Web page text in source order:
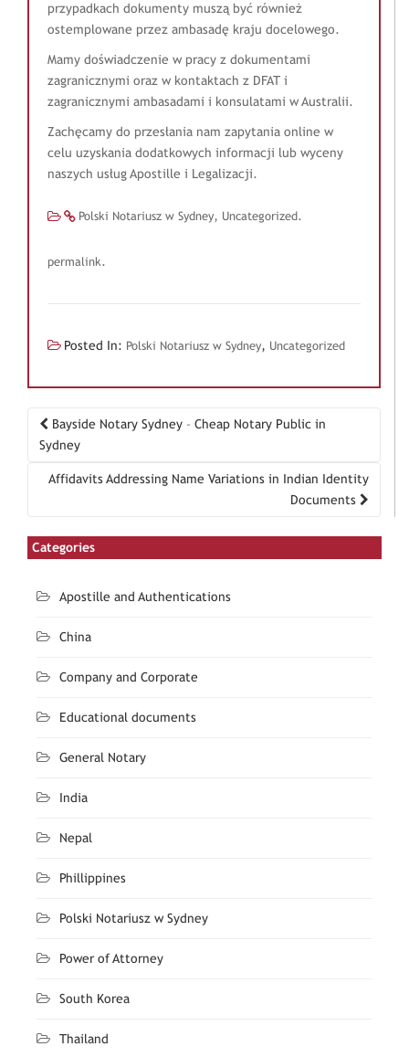
przypadkach dokumenty muszą być również
ostemplowane przez ambasadę kraju docelowego.
Mamy doświadczenie w pracy z dokumentami
zagranicznymi oraz w kontaktach z DFAT i
zagranicznymi ambasadami i konsulatami w Australii.
Zachęcamy do przesłania nam zapytania online w
celu uzyskania dodatkowych informacji lub wyceny
naszych usług Apostille i Legalizacji.
Polski Notariusz w Sydney, Uncategorized.
permalink.
Posted In: Polski Notariusz w Sydney, Uncategorized
Post navigation
Bayside Notary Sydney – Cheap Notary Public in
Sydney
Affidavits Addressing Name Variations in Indian Identity
Documents
Categories
Apostille and Authentications
China
Company and Corporate
Educational documents
General Notary
India
Nepal
Phillippines
Polski Notariusz w Sydney
Power of Attorney
South Korea
Thailand